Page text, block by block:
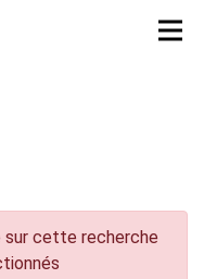
sur cette recherche